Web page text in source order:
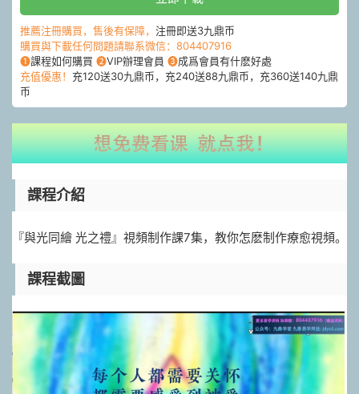
推薦注冊購買，售後有保障， 注冊即送3九鼎币
購買與下載任何問題請聯系微信：804407916
❶課程如何購買 ❷VIP辦理會員 ❸成爲會員有什麽好處
充值優惠！ 充120送30九鼎币，充240送88九鼎币，充360送140九鼎
币
課程介紹
『與光同繪 光之禮』視頻制作課7集，教你怎麽制作療愈視頻。
課程截圖